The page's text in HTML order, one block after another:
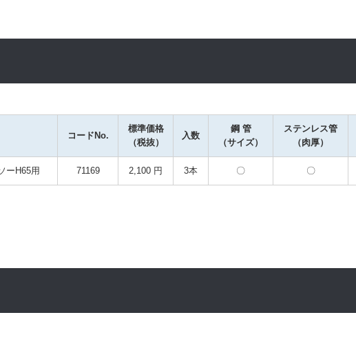
コードNo.
標準価格
（税抜）
入数
鋼 管
（サイズ）
ステンレス管
（肉厚）
ーH65用 71169 2,100 円 3本 〇 〇